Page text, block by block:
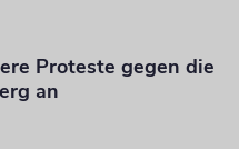
Proteste gegen die
an